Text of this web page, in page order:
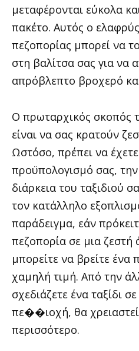
μεταφέρονται εύκολα
πακέτο. Αυτός ο
πεζοπορίας μπορεί να
στη βαλίτσα σας για να
απρόβλεπτο βροχερό
Ο πρωταρχικός σκοπός
είναι να σας κρατούν
Ωστόσο, πρέπει να
προϋπολογισμό σας,
διάρκεια του ταξιδιού
τον κατάλληλο
παράδειγμα, εάν
πεζοπορία σε μια
μπορείτε να βρείτε
χαμηλή τιμή. Από την
σχεδιάζετε ένα ταξίδι
πε��ιοχή, θα
περισσότερο.